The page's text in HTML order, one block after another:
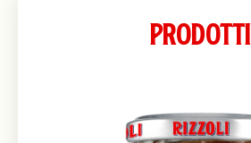
Prodotti